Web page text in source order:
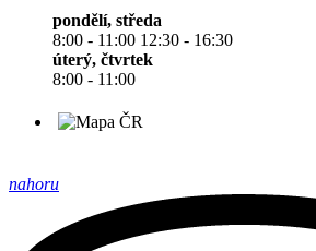
pondělí, středa
8:00 - 11:00 12:30 - 16:30
úterý, čtvrtek
8:00 - 11:00
nahoru